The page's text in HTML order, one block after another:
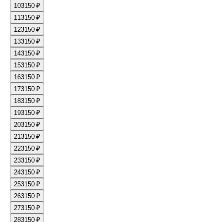
103150 ₽
113150 ₽
123150 ₽
133150 ₽
143150 ₽
153150 ₽
163150 ₽
173150 ₽
183150 ₽
193150 ₽
203150 ₽
213150 ₽
223150 ₽
233150 ₽
243150 ₽
253150 ₽
263150 ₽
273150 ₽
283150 ₽